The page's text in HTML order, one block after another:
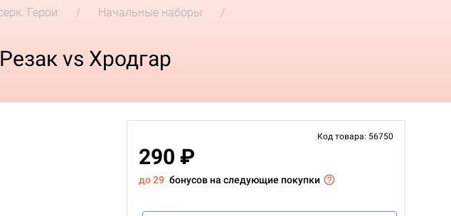
Герои
Начальные наборы
vs Хродгар
Код товара: 56750
290 ₽
до 29 бонусов на следующие покупки